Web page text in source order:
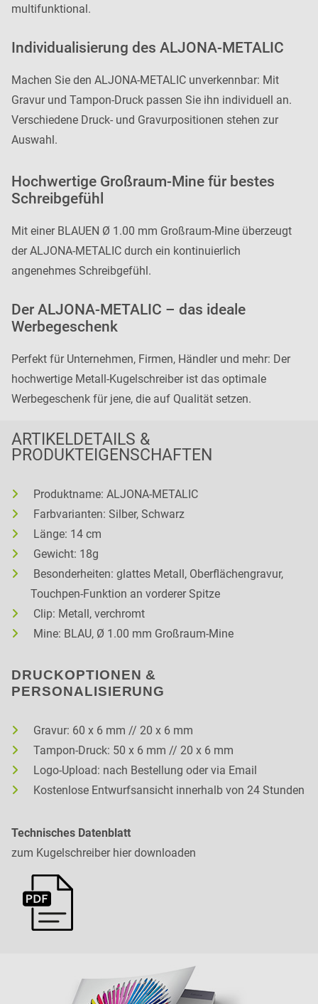
multifunktional.
Individualisierung des ALJONA-METALIC
Machen Sie den ALJONA-METALIC unverkennbar: Mit
Gravur und Tampon-Druck passen Sie ihn individuell an.
Verschiedene Druck- und Gravurpositionen stehen zur
Auswahl.
Hochwertige Großraum-Mine für bestes
Schreibgefühl
Mit einer BLAUEN Ø 1.00 mm Großraum-Mine überzeugt
der ALJONA-METALIC durch ein kontinuierlich
angenehmes Schreibgefühl.
Der ALJONA-METALIC – das ideale
Werbegeschenk
Perfekt für Unternehmen, Firmen, Händler und mehr: Der
hochwertige Metall-Kugelschreiber ist das optimale
Werbegeschenk für jene, die auf Qualität setzen.
ARTIKELDETAILS &
PRODUKTEIGENSCHAFTEN
Produktname: ALJONA-METALIC
Farbvarianten: Silber, Schwarz
Länge: 14 cm
Gewicht: 18g
Besonderheiten: glattes Metall, Oberflächengravur,
Touchpen-Funktion an vorderer Spitze
Clip: Metall, verchromt
Mine: BLAU, Ø 1.00 mm Großraum-Mine
DRUCKOPTIONEN &
PERSONALISIERUNG
Gravur: 60 x 6 mm // 20 x 6 mm
Tampon-Druck: 50 x 6 mm // 20 x 6 mm
Logo-Upload: nach Bestellung oder via Email
Kostenlose Entwurfsansicht innerhalb von 24 Stunden
Technisches Datenblatt
zum Kugelschreiber hier downloaden